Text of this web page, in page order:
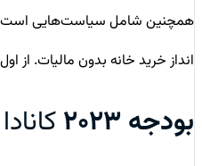
انداز خرید خانه بدون مالیات. از اول آوریل ۲۰۲۳ موسسات مالی می‌توانند حساب‌ پس انداز خانه اول بدون مالیات را به
بودجه ۲۰۲۳